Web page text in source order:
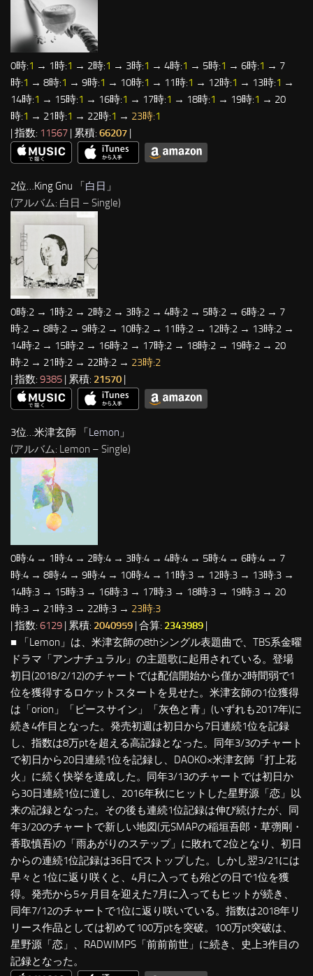
0時:1 → 1時:1 → 2時:1 → 3時:1 → 4時:1 → 5時:1 → 6時:1 → 7
時:1 → 8時:1 → 9時:1 → 10時:1 → 11時:1 → 12時:1 → 13時:1 →
14時:1 → 15時:1 → 16時:1 → 17時:1 → 18時:1 → 19時:1 → 20
時:1 → 21時:1 → 22時:1 → 23時:1
| 指数: 11567 | 累積: 66207 |
2位…King Gnu 「白日 」
(アルバム: 白日 – Single)
0時:2 → 1時:2 → 2時:2 → 3時:2 → 4時:2 → 5時:2 → 6時:2 → 7
時:2 → 8時:2 → 9時:2 → 10時:2 → 11時:2 → 12時:2 → 13時:2 →
14時:2 → 15時:2 → 16時:2 → 17時:2 → 18時:2 → 19時:2 → 20
時:2 → 21時:2 → 22時:2 → 23時:2
| 指数: 9385 | 累積: 21570 |
3位…米津玄師 「 Lemon 」
(アルバム: Lemon – Single)
0時:4 → 1時:4 → 2時:4 → 3時:4 → 4時:4 → 5時:4 → 6時:4 → 7
時:4 → 8時:4 → 9時:4 → 10時:4 → 11時:3 → 12時:3 → 13時:3 →
14時:3 → 15時:3 → 16時:3 → 17時:3 → 18時:3 → 19時:3 → 20
時:3 → 21時:3 → 22時:3 → 23時:3
| 指数: 6129 | 累積: 2040959 | 合算: 2343989
■ 「Lemon」は、米津玄師の8thシングル表題曲で、TBS系金曜
ドラマ「アンナチュラル」の主題歌に起用されている。登場
初日(2018/2/12)のチャートでは配信開始から僅か2時間弱で1
位を獲得するロケットスタートを見せた。米津玄師の1位獲得
は「orion」「ピースサイン」「灰色と青」(いずれも2017年)に
続き4作目となった。発売初週は初日から7日連続1位を記録
し、指数は8万ptを超える高記録となった。同年3/3のチャート
で初日から20日連続1位を記録し、DAOKO×米津玄師「打上花
火」に続く快挙を達成した。同年3/13のチャートでは初日か
ら30日連続1位に達し、2016年秋にヒットした星野源「恋」以
来の記録となった。その後も連続1位記録は伸び続けたが、同
年3/20のチャートで新しい地図(元SMAPの稲垣吾郎・草彅剛・
香取慎吾)の「雨あがりのステップ」に敗れて2位となり、初日
からの連続1位記録は36日でストップした。しかし翌3/21には
早々と1位に返り咲くと、4月に入っても殆どの日で1位を獲
得。発売から5ヶ月目を迎えた7月に入ってもヒットが続き、
同年7/12のチャートで1位に返り咲いている。指数は2018年リ
リース作品としては初めて100万ptを突破。100万pt突破は、
星野源「恋」、RADWIMPS「前前前世」に続き、史上3作目の
記録となった。